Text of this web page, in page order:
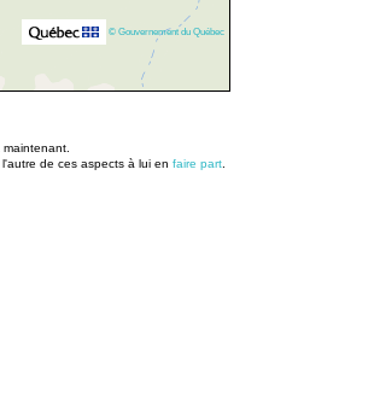
© Gouvernement du Québec
de ces aspects à lui en faire part